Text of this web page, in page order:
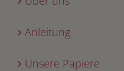
Anleitung
Unsere Papiere